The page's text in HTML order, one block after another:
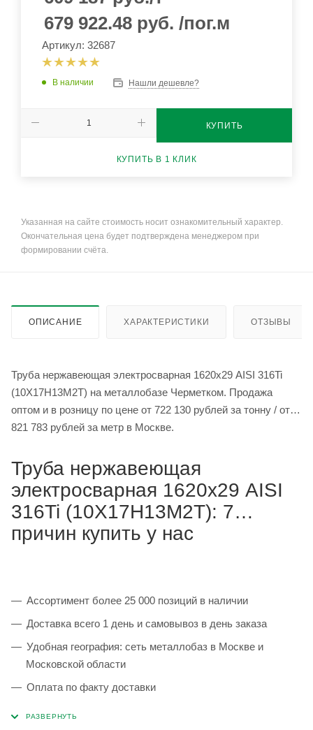
679 922.48 руб. /пог.м
Артикул: 32687
В наличии Нашли дешевле?
КУПИТЬ
КУПИТЬ В 1 КЛИК
Указанная на сайте стоимость носит ознакомительный характер.
Окончательная цена будет подтверждена менеджером при
формировании счёта.
ОПИСАНИЕ ХАРАКТЕРИСТИКИ ОТЗЫВЫ
Труба нержавеющая электросварная 1620х29 AISI 316Ti
(10Х17Н13М2Т) на металлобазе Черметком. Продажа
оптом и в розницу по цене от 722 130 рублей за тонну / от
821 783 рублей за метр в Москве.
Труба нержавеющая
электросварная 1620х29 AISI
316Ti (10Х17Н13М2Т): 7
причин купить у нас
Ассортимент более 25 000 позиций в наличии
Доставка всего 1 день и самовывоз в день заказа
Удобная география: сеть металлобаз в Москве и
Московской области
Оплата по факту доставки